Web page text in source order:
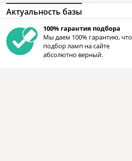
Актуальность базы
100% гарантия подбора
Мы даем 100% гарантию, что
подбор ламп на сайте
абсолютно верный.